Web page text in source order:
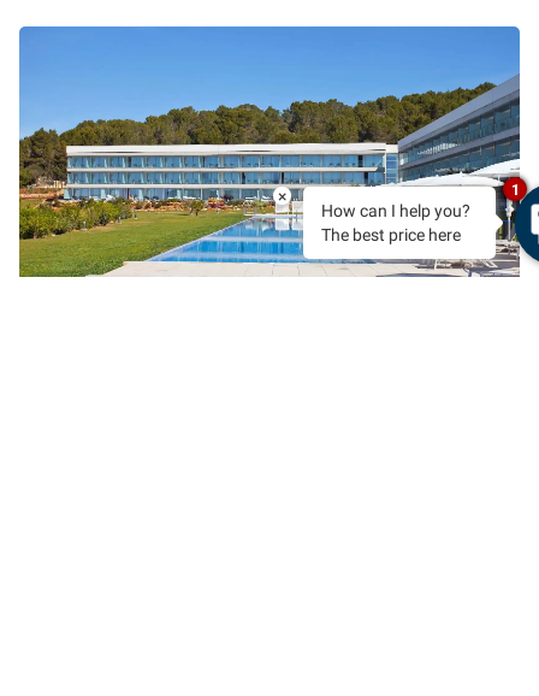
×
How can I help you?
The best price here
1